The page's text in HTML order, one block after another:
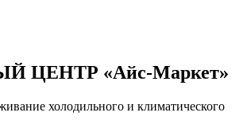
ЦЕНТР «Айс-Маркет»
холодильного и климатического